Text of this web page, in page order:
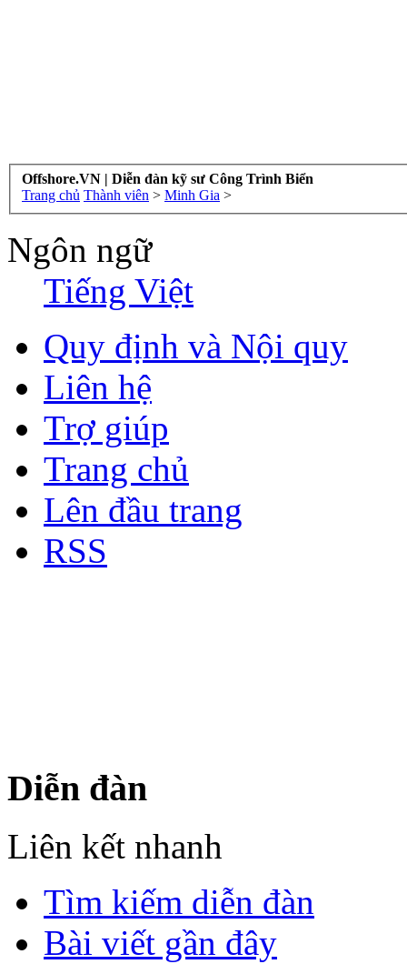
Offshore.VN | Diễn đàn kỹ sư Công Trình Biển
Trang chủ Thành viên > Minh Gia >
Ngôn ngữ
Tiếng Việt
Quy định và Nội quy
Liên hệ
Trợ giúp
Trang chủ
Lên đầu trang
RSS
Diễn đàn
Liên kết nhanh
Tìm kiếm diễn đàn
Bài viết gần đây